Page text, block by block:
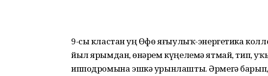
9-сы кластан һуң Өфө яғыулыҡ-энергетика
йыл ярымдан, һөнәрем күңелемә ятмай, тип,
ипподромына эшкә урынлашты. Әрмегә